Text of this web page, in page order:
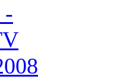
-